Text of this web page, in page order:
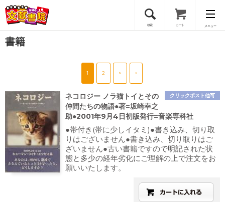
検索 カート メニュー
会員登録
書籍
1 2 > »
クリックポスト他可
ネコロジー ノラ猫トイとその
仲間たちの物語●著=坂崎幸之
助●2001年9月4日初版発行=音楽専科社
●帯付き(帯に少しイタミ)●書き込み、切り取
りはございません●書き込み、切り取りはご
ざいません●古い書籍ですので明記された状
態と多少の経年劣化にご理解の上で注文をお
願いいたします。